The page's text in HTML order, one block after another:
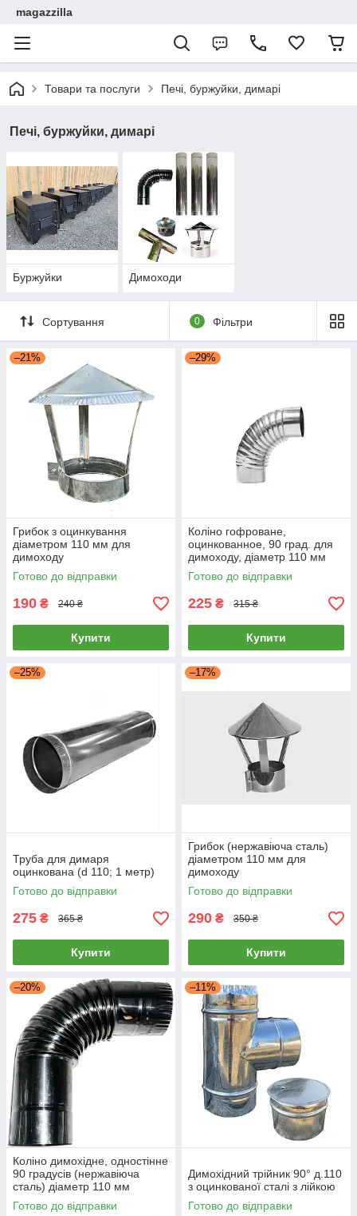
magazzilla
Товари та послуги Печі, буржуйки, димарі
Печі, буржуйки, димарі
Буржуйки Димоходи
Сортування 0 Фільтри
–21%
Грибок з оцинкування
діаметром 110 мм для
димоходу
Готово до відправки
190 ₴ 240 ₴
Купити
–29%
Коліно гофроване,
оцинкованное, 90 град. для
димоходу, діаметр 110 мм
Готово до відправки
225 ₴ 315 ₴
Купити
–25%
Труба для димаря
оцинкована (d 110; 1 метр)
Готово до відправки
275 ₴ 365 ₴
Купити
–17%
Грибок (нержавіюча сталь)
діаметром 110 мм для
димоходу
Готово до відправки
290 ₴ 350 ₴
Купити
–20%
Коліно димохідне, одностінне
90 градусів (нержавіюча
сталь) діаметр 110 мм
Готово до відправки
–11%
Димохідний трійник 90° д.110
з оцинкованої сталі з лійкою
Готово до відправки